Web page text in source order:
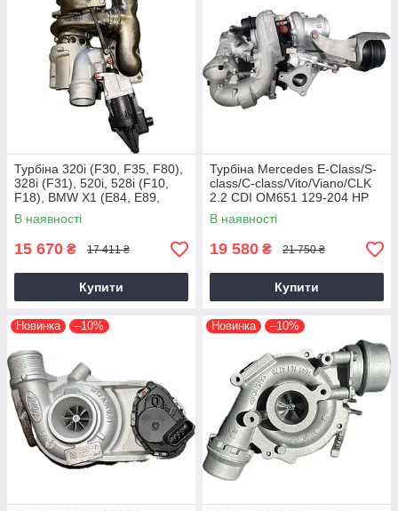
Турбіна 320i (F30, F35, F80),
328i (F31), 520i, 528i (F10,
F18), BMW X1 (E84, E89,
F25) N20B20, 2011+, 2.0 L
В наявності
15 670 ₴ 17 411 ₴
Купити
Турбіна Mercedes E-Class/S-
class/C-class/Vito/Viano/CLK
2.2 CDI OM651 129-204 HP
В наявності
19 580 ₴ 21 750 ₴
Купити
Новинка –10% Новинка –10%